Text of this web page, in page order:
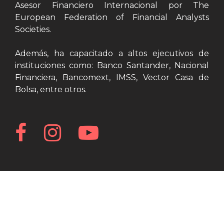
Asesor Financiero Internacional por The
European Federation of Financial Analysts
Societies.
Además, ha capacitado a altos ejecutivos de
instituciones como: Banco Santander, Nacional
Financiera, Bancomext, IMSS, Vector Casa de
Bolsa, entre otros.